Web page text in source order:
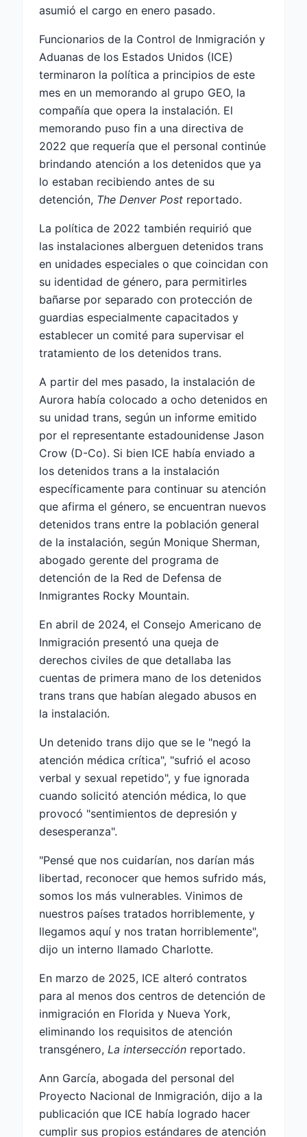
asumió el cargo en enero pasado.
Funcionarios de la Control de Inmigración y
Aduanas de los Estados Unidos (ICE)
terminaron la política a principios de este
mes en un memorando al grupo GEO, la
compañía que opera la instalación. El
memorando puso fin a una directiva de
2022 que requería que el personal continúe
brindando atención a los detenidos que ya
lo estaban recibiendo antes de su
detención, The Denver Post reportado.
La política de 2022 también requirió que
las instalaciones alberguen detenidos trans
en unidades especiales o que coincidan con
su identidad de género, para permitirles
bañarse por separado con protección de
guardias especialmente capacitados y
establecer un comité para supervisar el
tratamiento de los detenidos trans.
A partir del mes pasado, la instalación de
Aurora había colocado a ocho detenidos en
su unidad trans, según un informe emitido
por el representante estadounidense Jason
Crow (D-Co). Si bien ICE había enviado a
los detenidos trans a la instalación
específicamente para continuar su atención
que afirma el género, se encuentran nuevos
detenidos trans entre la población general
de la instalación, según Monique Sherman,
abogado gerente del programa de
detención de la Red de Defensa de
Inmigrantes Rocky Mountain.
En abril de 2024, el Consejo Americano de
Inmigración presentó una queja de
derechos civiles de que detallaba las
cuentas de primera mano de los detenidos
trans trans que habían alegado abusos en
la instalación.
Un detenido trans dijo que se le "negó la
atención médica crítica", "sufrió el acoso
verbal y sexual repetido", y fue ignorada
cuando solicitó atención médica, lo que
provocó "sentimientos de depresión y
desesperanza".
"Pensé que nos cuidarían, nos darían más
libertad, reconocer que hemos sufrido más,
somos los más vulnerables. Vinimos de
nuestros países tratados horriblemente, y
llegamos aquí y nos tratan horriblemente",
dijo un interno llamado Charlotte.
En marzo de 2025, ICE alteró contratos
para al menos dos centros de detención de
inmigración en Florida y Nueva York,
eliminando los requisitos de atención
transgénero, La intersección reportado.
Ann García, abogada del personal del
Proyecto Nacional de Inmigración, dijo a la
publicación que ICE había logrado hacer
cumplir sus propios estándares de atención